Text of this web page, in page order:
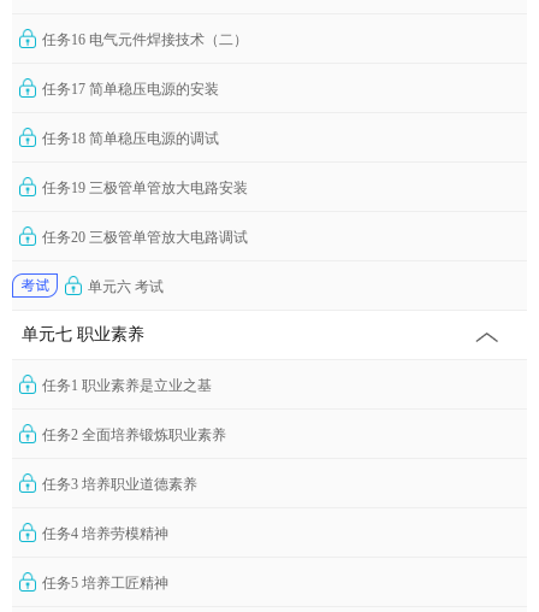
任务16 电气元件焊接技术（二）
任务17 简单稳压电源的安装
任务18 简单稳压电源的调试
任务19 三极管单管放大电路安装
任务20 三极管单管放大电路调试
单元六 考试
单元七 职业素养
任务1 职业素养是立业之基
任务2 全面培养锻炼职业素养
任务3 培养职业道德素养
任务4 培养劳模精神
任务5 培养工匠精神